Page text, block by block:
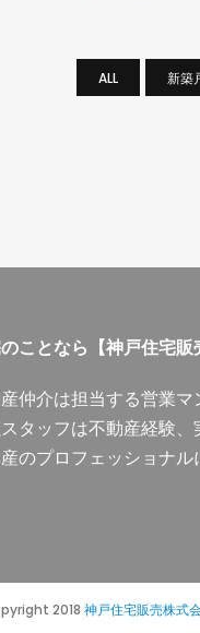
ALL 新築
ことなら【神戸住宅販
仲介は担当する営業マ
タッフは不動産経験、
のプロフェッショナル
2018 神戸住宅販売株式